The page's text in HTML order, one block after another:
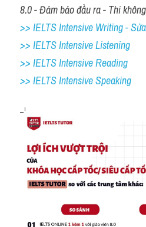
8.0 - Đảm bảo đầu ra - Thi
>> IELTS Intensive Writing -
>> IELTS Intensive Listening
>> IELTS Intensive Reading
>> IELTS Intensive Speaking